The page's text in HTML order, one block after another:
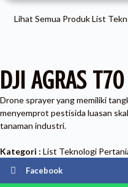
Lihat Semua ProdukList
DJI AGRAS
Drone sprayer yang memiliki
menyemprot pestisida luasan
tanaman industri.
Kategori : List Teknologi
Facebook